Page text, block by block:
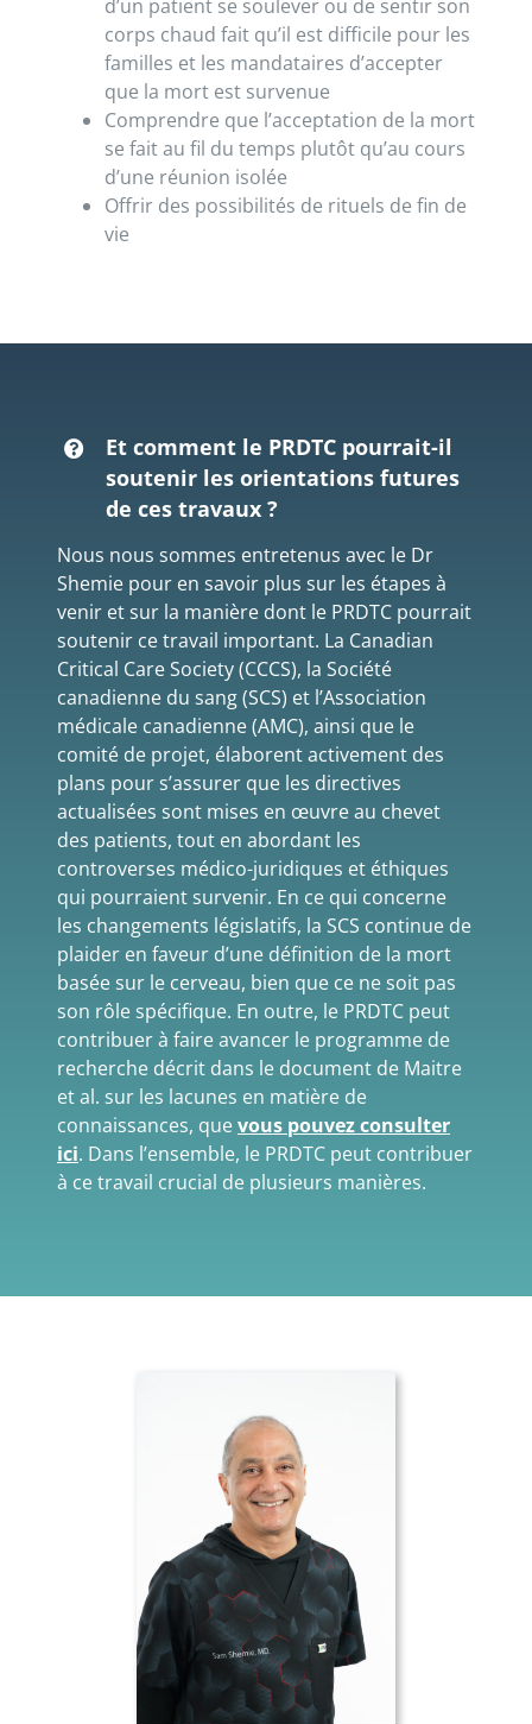
d’un patient se soulever ou de sentir son
corps chaud fait qu’il est difficile pour les
familles et les mandataires d’accepter
que la mort est survenue
Comprendre que l’acceptation de la mort
se fait au fil du temps plutôt qu’au cours
d’une réunion isolée
Offrir des possibilités de rituels de fin de
vie
Et comment le PRDTC pourrait-il
soutenir les orientations futures
de ces travaux ?
Nous nous sommes entretenus avec le Dr
Shemie pour en savoir plus sur les étapes à
venir et sur la manière dont le PRDTC pourrait
soutenir ce travail important. La Canadian
Critical Care Society (CCCS), la Société
canadienne du sang (SCS) et l’Association
médicale canadienne (AMC), ainsi que le
comité de projet, élaborent activement des
plans pour s’assurer que les directives
actualisées sont mises en œuvre au chevet
des patients, tout en abordant les
controverses médico-juridiques et éthiques
qui pourraient survenir. En ce qui concerne
les changements législatifs, la SCS continue de
plaider en faveur d’une définition de la mort
basée sur le cerveau, bien que ce ne soit pas
son rôle spécifique. En outre, le PRDTC peut
contribuer à faire avancer le programme de
recherche décrit dans le document de Maitre
et al. sur les lacunes en matière de
connaissances, quevous pouvez consulter
ici. Dans l’ensemble, le PRDTC peut contribuer
à ce travail crucial de plusieurs manières.